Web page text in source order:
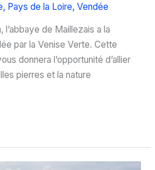
, Pays de la Loire, Vendée
l’abbaye de Maillezais a la
par la Venise Verte. Cette
donnera l’opportunité d’allier
pierres et la nature